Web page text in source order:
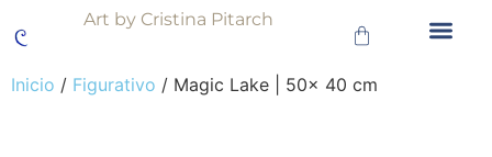
Art by Cristina Pitarch
Inicio / Figurativo / Magic Lake | 50x 40 cm